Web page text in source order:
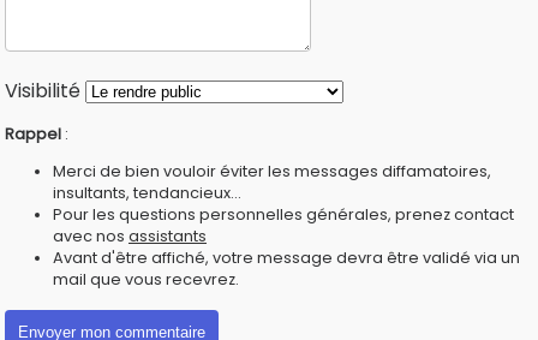
Visibilité
Rappel :
Merci de bien vouloir éviter les messages diffamatoires,
insultants, tendancieux...
Pour les questions personnelles générales, prenez contact
avec nos assistants
Avant d'être affiché, votre message devra être validé via un
mail que vous recevrez.